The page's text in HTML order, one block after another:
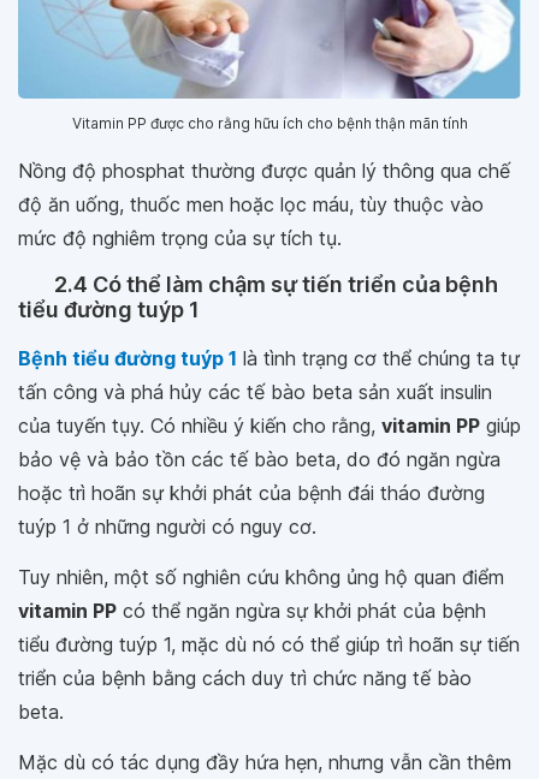
Vitamin PP được cho rằng hữu ích cho bệnh thận mãn tính
Nồng độ phosphat thường được quản lý thông qua chế
độ ăn uống, thuốc men hoặc lọc máu, tùy thuộc vào
mức độ nghiêm trọng của sự tích tụ.
2.4 Có thể làm chậm sự tiến triển của bệnh
tiểu đường tuýp 1
Bệnh tiểu đường tuýp 1 là tình trạng cơ thể chúng ta tự
tấn công và phá hủy các tế bào beta sản xuất insulin
của tuyến tụy. Có nhiều ý kiến cho rằng, vitamin PP giúp
bảo vệ và bảo tồn các tế bào beta, do đó ngăn ngừa
hoặc trì hoãn sự khởi phát của bệnh đái tháo đường
tuýp 1 ở những người có nguy cơ.
Tuy nhiên, một số nghiên cứu không ủng hộ quan điểm
vitamin PP có thể ngăn ngừa sự khởi phát của bệnh
tiểu đường tuýp 1, mặc dù nó có thể giúp trì hoãn sự tiến
triển của bệnh bằng cách duy trì chức năng tế bào
beta.
Mặc dù có tác dụng đầy hứa hẹn, nhưng vẫn cần thêm